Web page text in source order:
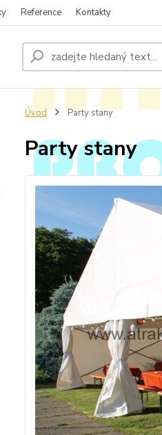
Reference Kontakty
Úvod Party stany
Party stany